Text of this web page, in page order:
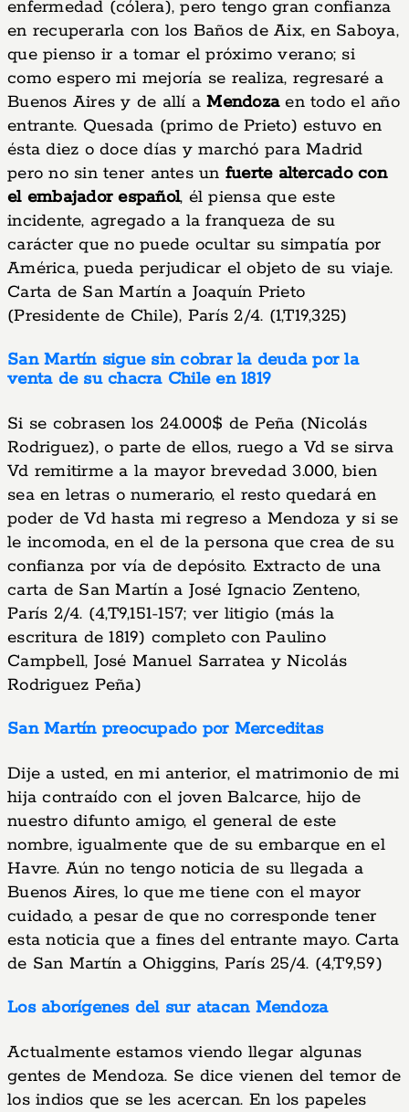
enfermedad (cólera), pero tengo gran confianza
en recuperarla con los Baños de Aix, en Saboya,
que pienso ir a tomar el próximo verano; si
como espero mi mejoría se realiza, regresaré a
Buenos Aires y de allí aMendozaen todo el año
entrante. Quesada (primo de Prieto) estuvo en
ésta diez o doce días y marchó para Madrid
pero no sin tener antes un fuerte altercado con
el embajador español, él piensa que este
incidente, agregado a la franqueza de su
carácter que no puede ocultar su simpatía por
América, pueda perjudicar el objeto de su viaje.
Carta de San Martín a Joaquín Prieto
(Presidente de Chile), París 2/4. (1,T19,325)
San Martín sigue sin cobrar la deuda por la
venta de su chacra Chile en 1819
Si se cobrasen los 24.000$ de Peña (Nicolás
Rodriguez), o parte de ellos, ruego a Vd se sirva
Vd remitirme a la mayor brevedad 3.000, bien
sea en letras o numerario, el resto quedará en
poder de Vd hasta mi regreso a Mendoza y si se
le incomoda, en el de la persona que crea de su
confianza por vía de depósito. Extracto de una
carta de San Martín a José Ignacio Zenteno,
París 2/4. (4,T9,151-157; ver litigio (más la
escritura de 1819) completo con Paulino
Campbell, José Manuel Sarratea y Nicolás
Rodriguez Peña)
San Martín preocupado por Merceditas
Dije a usted, en mi anterior, el matrimonio de mi
hija contraído con el joven Balcarce, hijo de
nuestro difunto amigo, el general de este
nombre, igualmente que de su embarque en el
Havre. Aún no tengo noticia de su llegada a
Buenos Aires, lo que me tiene con el mayor
cuidado, a pesar de que no corresponde tener
esta noticia que a fines del entrante mayo. Carta
de San Martín a Ohiggins, París 25/4. (4,T9,59)
Los aborígenes del sur atacan Mendoza
Actualmente estamos viendo llegar algunas
gentes de Mendoza. Se dice vienen del temor de
los indios que se les acercan. En los papeles